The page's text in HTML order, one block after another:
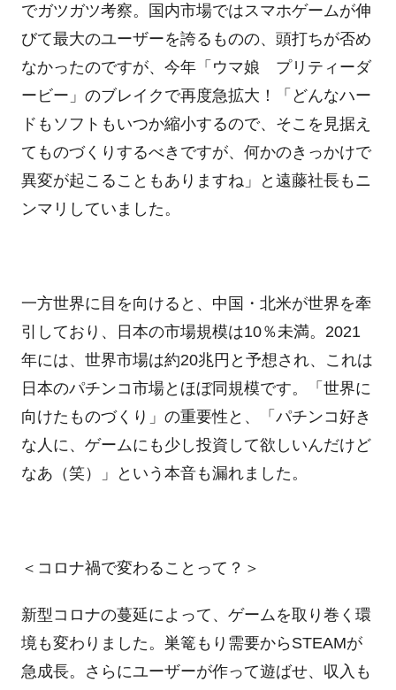
でガツガツ考察。国内市場ではスマホゲームが伸
びて最大のユーザーを誇るものの、頭打ちが否め
なかったのですが、今年「ウマ娘 プリティーダ
ービー」のブレイクで再度急拡大！「どんなハー
ドもソフトもいつか縮小するので、そこを見据え
てものづくりするべきですが、何かのきっかけで
異変が起こることもありますね」と遠藤社長もニ
ンマリしていました。
一方世界に目を向けると、中国・北米が世界を牽
引しており、日本の市場規模は10％未満。2021
年には、世界市場は約20兆円と予想され、これは
日本のパチンコ市場とほぼ同規模です。「世界に
向けたものづくり」の重要性と、「パチンコ好き
な人に、ゲームにも少し投資して欲しいんだけど
なあ（笑）」という本音も漏れました。
＜コロナ禍で変わることって？＞
新型コロナの蔓延によって、ゲームを取り巻く環
境も変わりました。巣篭もり需要からSTEAMが
急成長。さらにユーザーが作って遊ばせ、収入も